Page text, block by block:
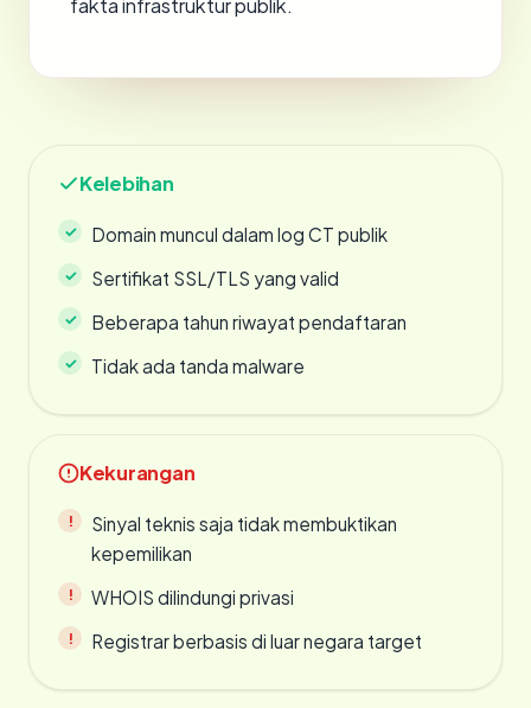
fakta infrastruktur publik.
Kelebihan
Domain muncul dalam log CT publik
Sertifikat SSL/TLS yang valid
Beberapa tahun riwayat pendaftaran
Tidak ada tanda malware
Kekurangan
Sinyal teknis saja tidak membuktikan
kepemilikan
WHOIS dilindungi privasi
Registrar berbasis di luar negara target